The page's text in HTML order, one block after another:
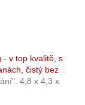
- v top kvalitě, s
čistý bez
4,8 x 4,3 x